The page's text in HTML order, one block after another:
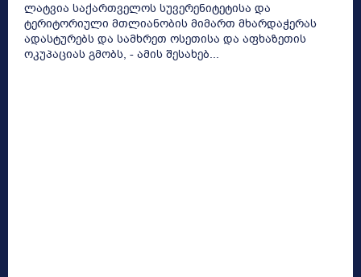
ლატვია საქართველოს სუვერენიტეტისა და
ტერიტორიული მთლიანობის მიმართ მხარდაჭერას
ადასტურებს და სამხრეთ ოსეთისა და აფხაზეთის
ოკუპაციას გმობს, - ამის შესახებ...